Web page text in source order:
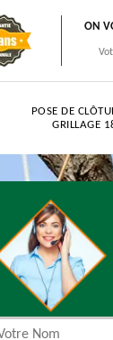
ON
POSE DE
GRILLAGE